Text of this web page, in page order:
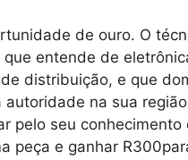
de ouro. O
entende de
distribuição, e que
na sua
pelo seu
peça e ganhar R